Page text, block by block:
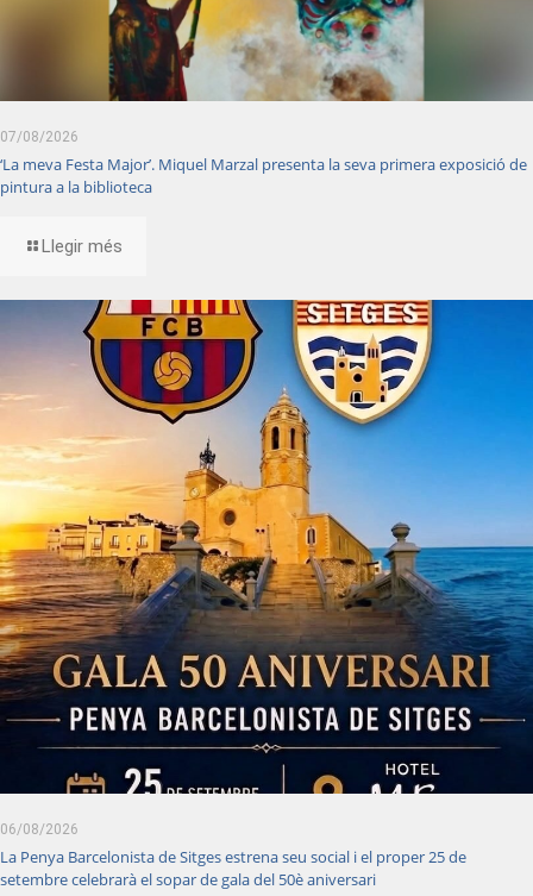
07/08/2026
‘La meva Festa Major’. Miquel Marzal presenta la seva primera exposició de
pintura a la biblioteca
Llegir més
06/08/2026
La Penya Barcelonista de Sitges estrena seu social i el proper 25 de
setembre celebrarà el sopar de gala del 50è aniversari